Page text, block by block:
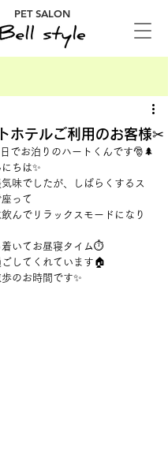
PET SALON
ホテルご利用のお客様✂
でお泊りのハートくんです🎅🌲
ちは✨
味でしたが、しばらくするス
って
んでリラックスモードになり
着いてお昼寝タイム⏱
してくれています🏠
のお時間です✨